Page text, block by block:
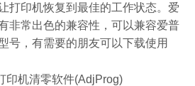
打印机恢复到最佳的工作状态。爱
非常出色的兼容性，可以兼容爱普
号，有需要的朋友可以下载使用